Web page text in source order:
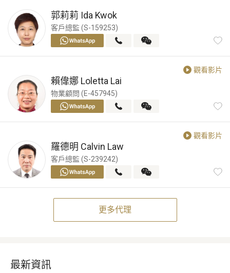
郭莉莉 Ida Kwok
客戶總監 (S-159253)
觀看影片
賴偉娜 Loletta Lai
物業顧問 (E-457945)
觀看影片
羅德明 Calvin Law
客戶總監 (S-239242)
更多代理
最新資訊